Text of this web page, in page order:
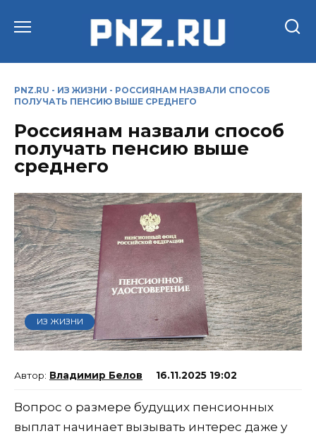
PNZ.RU - ИЗ ЖИЗНИ - РОССИЯНАМ НАЗВАЛИ СПОСОБ
ПОЛУЧАТЬ ПЕНСИЮ ВЫШЕ СРЕДНЕГО
Россиянам назвали способ
получать пенсию выше
среднего
ИЗ ЖИЗНИ
Владимир Белов 16.11.2025 19:02
Вопрос о размере будущих пенсионных
выплат начинает вызывать интерес даже у